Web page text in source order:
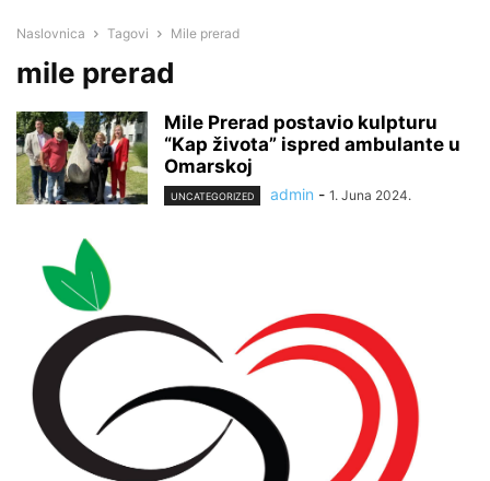
Naslovnica Tagovi Mile prerad
mile prerad
Mile Prerad postavio kulpturu
“Kap života” ispred ambulante u
Omarskoj
UNCATEGORIZED admin - 1. Juna 2024.